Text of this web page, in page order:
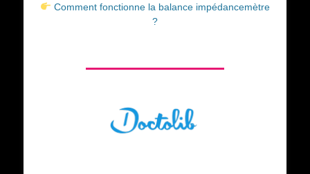
Comment fonctionne la balance impédancemètre
?